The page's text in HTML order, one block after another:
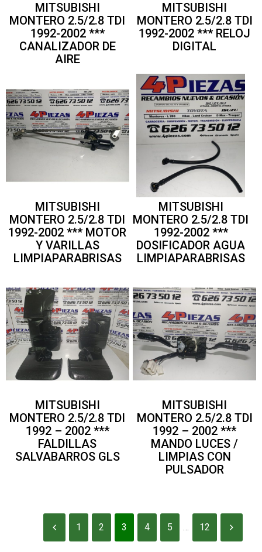
MITSUBISHI
MONTERO 2.5/2.8 TDI
1992-2002 ***
CANALIZADOR DE
AIRE
MITSUBISHI
MONTERO 2.5/2.8 TDI
1992-2002 *** RELOJ
DIGITAL
MITSUBISHI
MONTERO 2.5/2.8 TDI
1992-2002 *** MOTOR
Y VARILLAS
LIMPIAPARABRISAS
MITSUBISHI
MONTERO 2.5/2.8 TDI
1992-2002 ***
DOSIFICADOR AGUA
LIMPIAPARABRISAS
MITSUBISHI
MONTERO 2.5/2.8 TDI
1992 – 2002 ***
FALDILLAS
SALVABARROS GLS
MITSUBISHI
MONTERO 2.5/2.8 TDI
1992 – 2002 ***
MANDO LUCES /
LIMPIAS CON
PULSADOR
1 2 3 4 5 12